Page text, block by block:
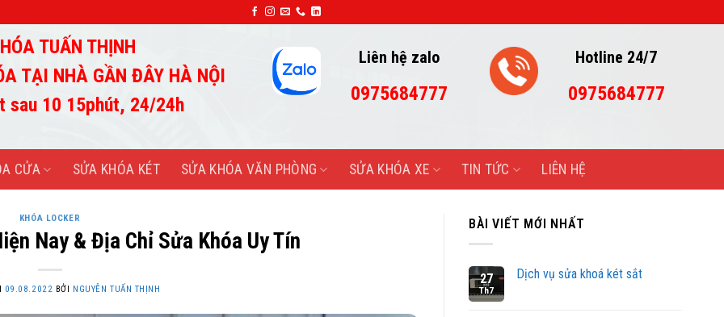
SỬA KHÓA TUẤN THỊNH-UY TÍN TẠO THÀNH CÔNG
TUẤN THỊNH
TẠI NHÀ GẦN ĐÂY HÀ NỘI
sau 10 15phút, 24/24h
Liên hệ zalo
0975684777
Hotline 24/7
0975684777
CỬA SỬA KHÓA KÉT SỬA KHÓA VĂN PHÒNG SỬA KHÓA XE TIN TỨC LIÊN HỆ
KHÓA LOCKER
Nay & Địa Chỉ Sửa Khóa Uy Tín
09.08.2022 BỞI NGUYỄN TUẤN THỊNH
BÀI VIẾT MỚI NHẤT
27
Th7
Dịch vụ sửa khoá két sắt